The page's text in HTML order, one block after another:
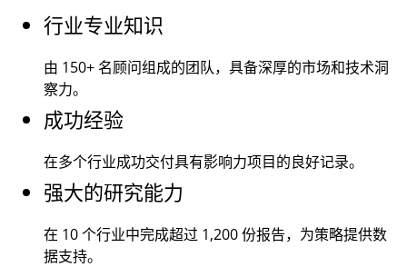
行业专业知识
由 150+ 名顾问组成的团队，具备深厚的市场和技术洞
察力。
成功经验
在多个行业成功交付具有影响力项目的良好记录。
强大的研究能力
在 10 个行业中完成超过 1,200份报告，为策略提供数
据支持。